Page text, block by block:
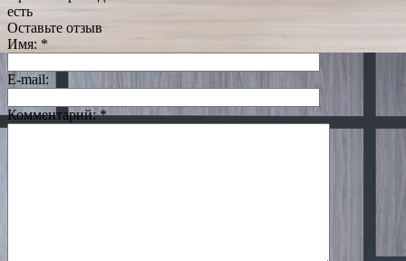
есть
Оставьте отзыв
Имя: *
E-mail:
Комментарий:*